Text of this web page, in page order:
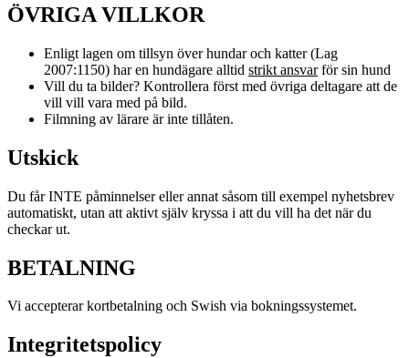
ÖVRIGA VILLKOR
Enligt lagen om tillsyn över hundar och katter (Lag
2007:1150) har en hundägare alltid strikt ansvarför sin hund
Vill du ta bilder? Kontrollera först med övriga deltagare att de
vill vill vara med på bild.
Filmning av lärare är inte tillåten.
Utskick
Du får INTE påminnelser eller annat såsom till exempel nyhetsbrev
automatiskt, utan att aktivt själv kryssa i att du vill ha det när du
checkar ut.
BETALNING
Vi accepterar kortbetalning och Swish via bokningssystemet.
Integritetspolicy